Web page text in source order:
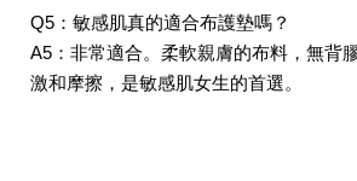
Q5：敏感肌真的適合布護墊嗎？
A5：非常適合。柔軟親膚的布料，無背
激和摩擦，是敏感肌女生的首選。